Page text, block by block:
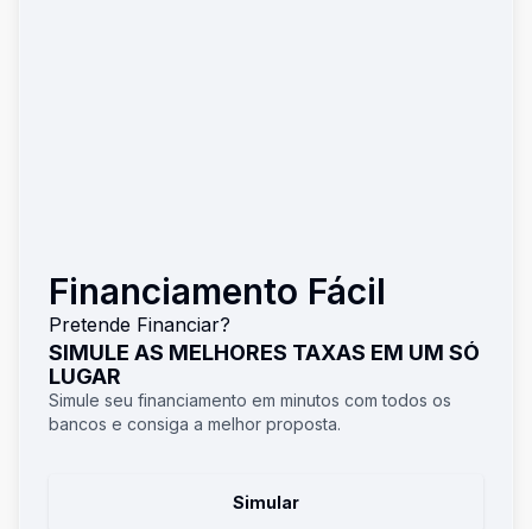
Financiamento Fácil
Pretende Financiar?
SIMULE AS MELHORES TAXAS EM UM SÓ
LUGAR
Simule seu financiamento em minutos com todos os
bancos e consiga a melhor proposta.
Simular